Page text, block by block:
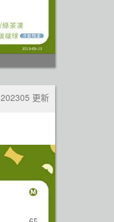
202305 更新